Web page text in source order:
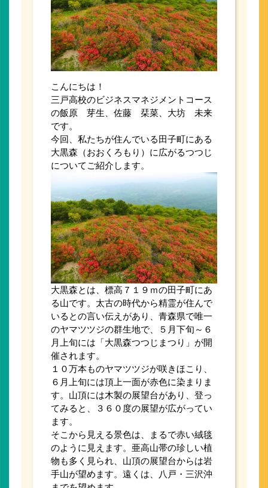
こんにちは！
三戸高校のビジネスマネジメントコース
の飯原 芽生、佐藤 栞菜、大坊 未来
です。
今回、私たちが住んでいる田子町にある
大黒森（おおくろもり）に広がるつつじ
についてご紹介します。
大黒森とは、標高７１９ｍの田子町にあ
る山です。太古の時代から精霊が住んで
いるとの言い伝えがあり、青森県で唯一
のヤマツツジの群生地で、５月下旬～６
月上旬には「大黒森つつじまつり」が開
催されます。
１０万本ものヤマツツジが咲きほこり、
６月上旬には頂上一面が赤色に染まりま
す。山頂には木製の展望台があり、登っ
てみると、３６０度の展望が広がってい
ます。
そこから見える景色は、まるで赤い絨毯
のように見えます。亜高山帯の珍しい植
物も多く見られ、山頂の展望台からは岩
手山が望めます。遠くは、八戸・三沢沖